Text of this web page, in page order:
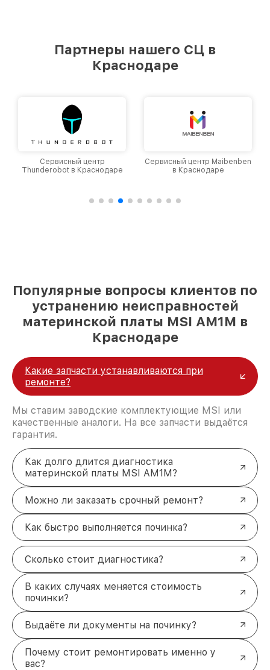
Партнеры нашего СЦ в
Краснодаре
Сервисный центр
Thunderobot в Краснодаре
Сервисный центр Maibenben
в Краснодаре
Популярные вопросы клиентов по
устранению неисправностей
материнской платы MSI AM1M в
Краснодаре
Какие запчасти устанавливаются при
ремонте?
Мы ставим заводские комплектующие MSI или
качественные аналоги. На все запчасти выдаётся
гарантия.
Как долго длится диагностика
материнской платы MSI AM1M?
Можно ли заказать срочный ремонт?
Как быстро выполняется починка?
Сколько стоит диагностика?
В каких случаях меняется стоимость
починки?
Выдаёте ли документы на починку?
Почему стоит ремонтировать именно у
вас?